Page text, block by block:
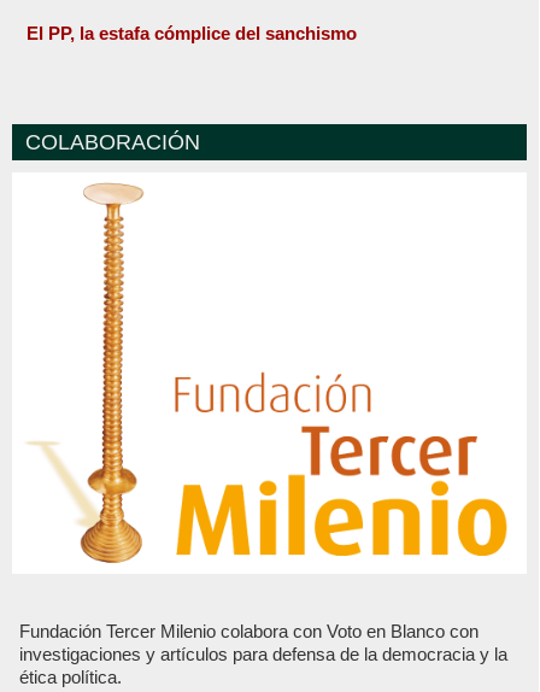
El PP, la estafa cómplice del sanchismo
COLABORACIÓN
Fundación Tercer Milenio colabora con Voto en Blanco con
investigaciones y artículos para defensa de la democracia y la
ética política.